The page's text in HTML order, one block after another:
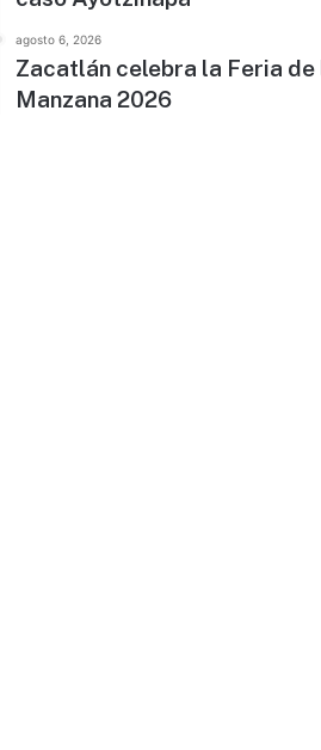
agosto 6, 2026
Zacatlán celebra la Feria de
Manzana 2026